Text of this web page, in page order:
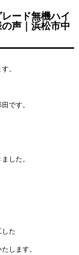
ード無機ハイ
声｜浜松市中
。
です。
した。
した
します。